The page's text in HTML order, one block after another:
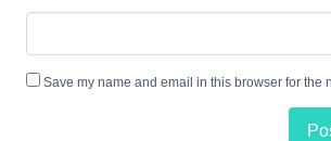
Save my name and email in this browser for the